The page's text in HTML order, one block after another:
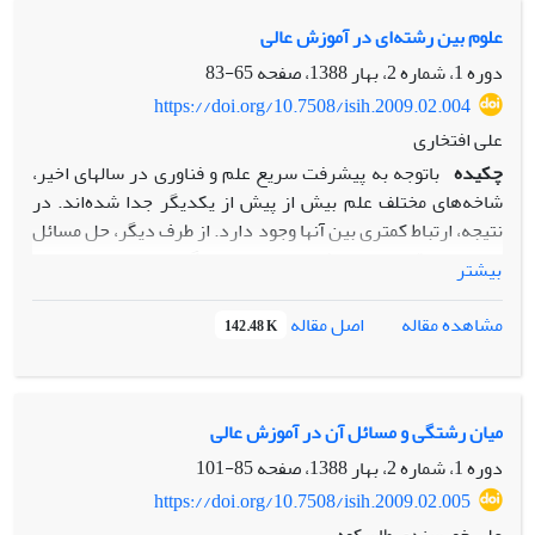
رشته‌‌ها می‌پردازد. در پایان، پیشنهادهایی برای راه‌اندازی
رشته‌‌های میان‌رشته‌ای می‌شود.
علوم بین رشته‌ای در آموزش عالی
دوره 1، شماره 2، بهار 1388، صفحه
65-83
https://doi.org/10.7508/isih.2009.02.004
علی افتخاری
چکیده باتوجه به پیشرفت سریع علم و فناوری در سالهای اخیر،
شاخه‌های مختلف علم بیش از پیش از یکدیگر جدا شده‌اند. در
نتیجه، ارتباط کمتری بین آنها وجود دارد. از طرف دیگر، حل مسائل
پیچیده در قلمرو علم و فناوری نیاز به دیدگاه‌های جامع‌ تری دارد.
در سالهای اخیر توجه زیادی به مطالعات بین-رشته‌ای شده است، و
با توجه به نیازهای مربوطه توسعه آموزش بی رشته‌ای نیز مورد
توجه قرار گرفته است. ولی بکارگیری مقوله بین رشته‌ای در رشته
های کلاسیک، که هریک ساختار خاصی دارند، بسیار دشوار است.
مجادله‌های بحث برانگیز در زمینه بین رشته‌ای شده است. به
بیان دیگر، بر خلاف دیدگاه معمول که بین رشته‌ای تنها ادغام
رشته‌های مختلف است، این مقوله بسیار پیچیده‌ای است که
نیازمند ملاحظات تخصصی است. در این مقاله مفاهیم اولیه بین
بیشتر
مشاهده مقاله
اصل مقاله 142.48 K
میان رشتگی و مسائل آن در آموزش عالی
دوره 1، شماره 2، بهار 1388، صفحه
85-101
https://doi.org/10.7508/isih.2009.02.005